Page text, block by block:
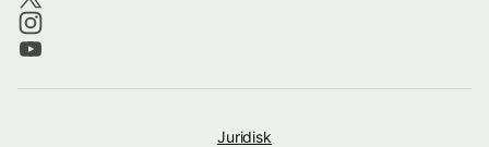
Juridisk